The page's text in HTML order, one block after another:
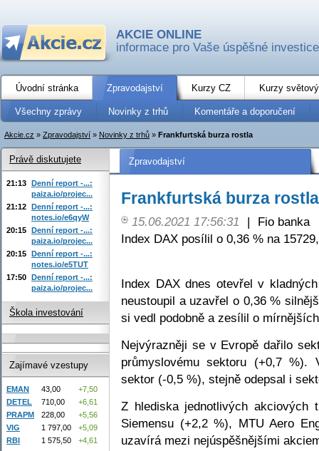
AKCIE ONLINE
informace pro Vaše úspěšné investice
Úvodní stránka Zpravodajství Kurzy CZ Kurzy
Všechny zprávy Novinky z trhů Komentáře a doporučení
Akcie.cz » Zpravodajství » Novinky z trhů » Frankfurtská burza rostla
Zpravodajství
Frankfurtská burza rostla
15.06.2021 17:56:31 |
Fio banka
Index DAX posílil o 0,36 % na
Index DAX dnes otevřel v
neustoupil a uzavřel o 0,36 %
si vedl podobně a zesílil o
Nejvýrazněji se v Evropě dařilo
průmyslovému sektoru (+0,7
sektor (-0,5 %), stejně odepsal i
Z hlediska jednotlivých
Siemensu (+2,2 %), MTU Aero
uzavírá mezi nejúspěšnějšími
Právě diskutujete
21:13 Denní report -...:
paiza.io/projec...
21:12 Denní report -...:
notes.io/e6qyW
20:15 Denní report -...:
paiza.io/projec...
20:15 Denní report -...:
notes.io/e5TUT
17:50 Denní report -...:
paiza.io/projec...
Škola investování
Zajímavé vzestupy
EMAN 43,00
+7,50
DETEL
710,00
+6,61
PRAPM
228,00
+5,56
VIG
1 797,00
+5,09
RBI
1 575,50 +4,61